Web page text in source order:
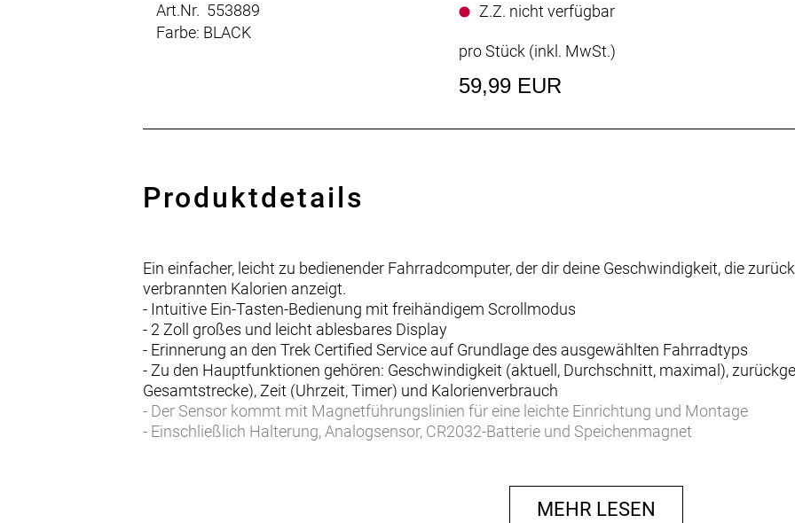
Art.Nr. 553889
Farbe: BLACK
Z.Z. nicht verfügbar
pro Stück (inkl. MwSt.)
59,99 EUR
Produktdetails
Ein einfacher, leicht zu bedienender Fahrradcomputer, der dir deine Geschwindigkeit, die
verbrannten Kalorien anzeigt.
- Intuitive Ein-Tasten-Bedienung mit freihändigem Scrollmodus
- 2 Zoll großes und leicht ablesbares Display
- Erinnerung an den Trek Certified Service auf Grundlage des ausgewählten Fahrradtyps
- Zu den Hauptfunktionen gehören: Geschwindigkeit (aktuell, Durchschnitt, maximal),
Gesamtstrecke), Zeit (Uhrzeit, Timer) und Kalorienverbrauch
- Der Sensor kommt mit Magnetführungslinien für eine leichte Einrichtung und Montage
- Einschließlich Halterung, Analogsensor, CR2032-Batterie und Speichenmagnet
MEHR LESEN